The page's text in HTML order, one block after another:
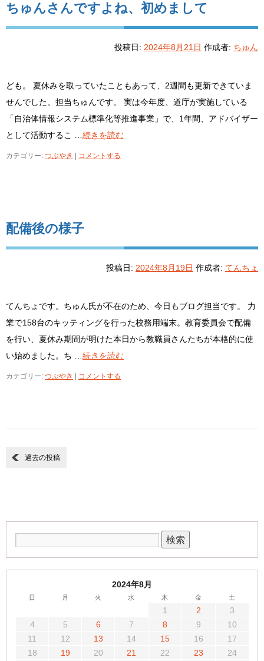
ちゅんさんですよね、初めまして
投稿日: 2024年8月21日 作成者: ちゅん
ども。 夏休みを取っていたこともあって、2週間も更新できていま
せんでした。担当ちゅんです。 実は今年度、道庁が実施している
「自治体情報システム標準化等推進事業」で、1年間、アドバイザー
として活動するこ … 続きを読む
カテゴリー: つぶやき コメントする
配備後の様子
投稿日: 2024年8月19日 作成者: てんちょ
てんちょです。ちゅん氏が不在のため、今日もブログ担当です。 力
業で158台のキッティングを行った校務用端末。教育委員会で配備
を行い、夏休み期間が明けた本日から教職員さんたちが本格的に使
い始めました。ち … 続きを読む
カテゴリー: つぶやき コメントする
過去の投稿
2024年8月
日 月 火 水 木 金 土
1 2
3
4
5 6 7 8 9
10
11
12 13 14 15 16
17
18
19 20 21 22 23
24